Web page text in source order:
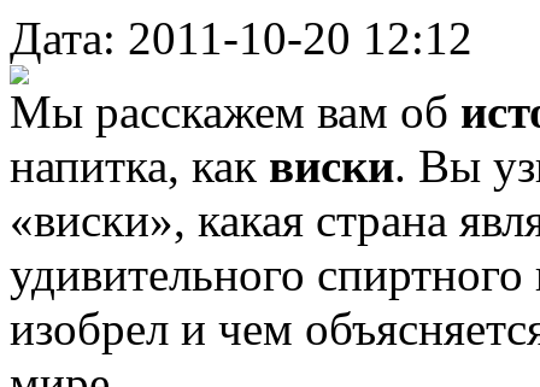
Дата: 2011-10-20 12:12
Мы расскажем вам об
напитка, как виски. Вы
«виски», какая страна
удивительного
изобрел и чем